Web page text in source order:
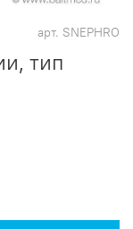
арт. SNEPHRO
тип